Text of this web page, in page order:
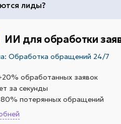
лиды?
ИИ для обработки
Обработка обращений 24/7
обработанных заявок
за секунды
потерянных обращений